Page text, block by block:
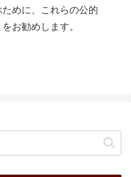
めに、これらの公的
お勧めします。